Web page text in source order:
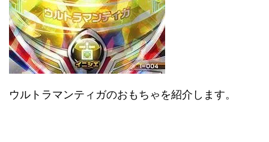
ウルトラマンティガのおもちゃを紹介します。